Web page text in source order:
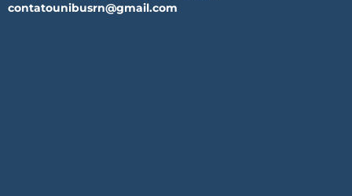
contatounibusrn@gmail.com